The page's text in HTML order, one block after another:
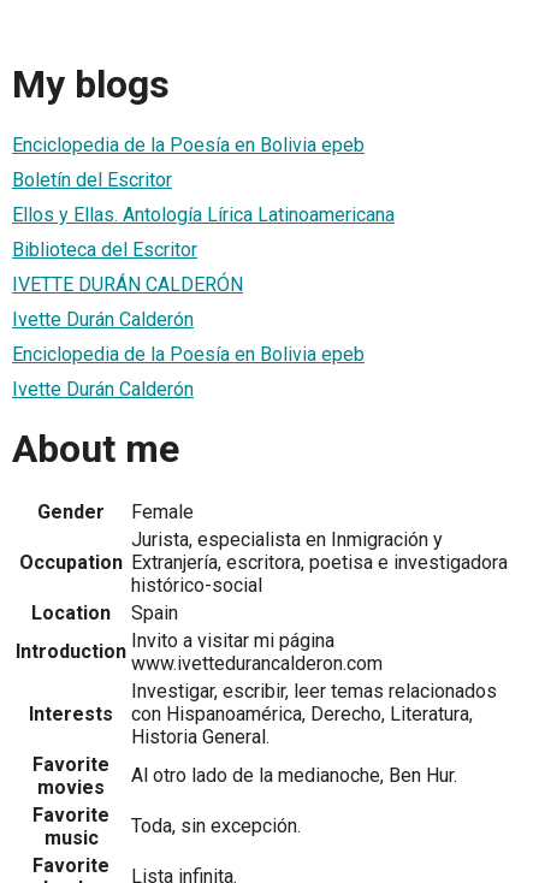
My blogs
Enciclopedia de la Poesía en Bolivia epeb
Boletín del Escritor
Ellos y Ellas. Antología Lírica Latinoamericana
Biblioteca del Escritor
IVETTE DURÁN CALDERÓN
Ivette Durán Calderón
Enciclopedia de la Poesía en Bolivia epeb
Ivette Durán Calderón
About me
Gender Female
Occupation
Jurista, especialista en Inmigración y
Extranjería, escritora, poetisa e investigadora
histórico-social
Location
Spain
Introduction Invito a visitar mi página
www.ivettedurancalderon.com
Interests
Investigar, escribir, leer temas relacionados
con Hispanoamérica, Derecho, Literatura,
Historia General.
Favorite
movies
Al otro lado de la medianoche, Ben Hur.
Favorite
music
Toda, sin excepción.
Favorite
Lista infinita.